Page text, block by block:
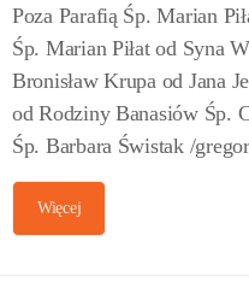
Poza Parafią Śp. Marian
Śp. Marian Piłat od Syna
Bronisław Krupa od Jana
od Rodziny Banasiów Śp.
Śp. Barbara Świstak /
Więcej